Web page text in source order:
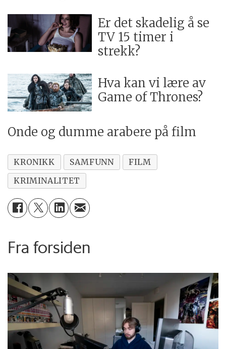
Er det skadelig å se
TV 15 timer i
strekk?
Hva kan vi lære av
Game of Thrones?
Onde og dumme arabere på film
KRONIKK SAMFUNN
FILM
KRIMINALITET
Fra forsiden